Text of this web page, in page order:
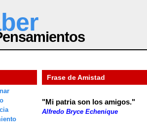
Frase de Amistad
"Mi patria son los amigos."
Alfredo Bryce Echenique